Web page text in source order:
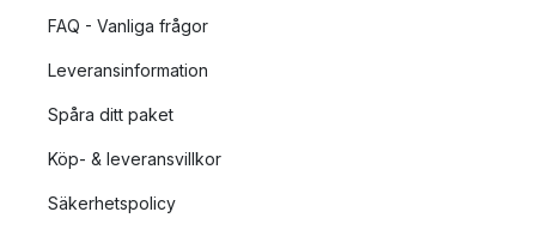
FAQ - Vanliga frågor
Leveransinformation
Spåra ditt paket
Köp- & leveransvillkor
Säkerhetspolicy